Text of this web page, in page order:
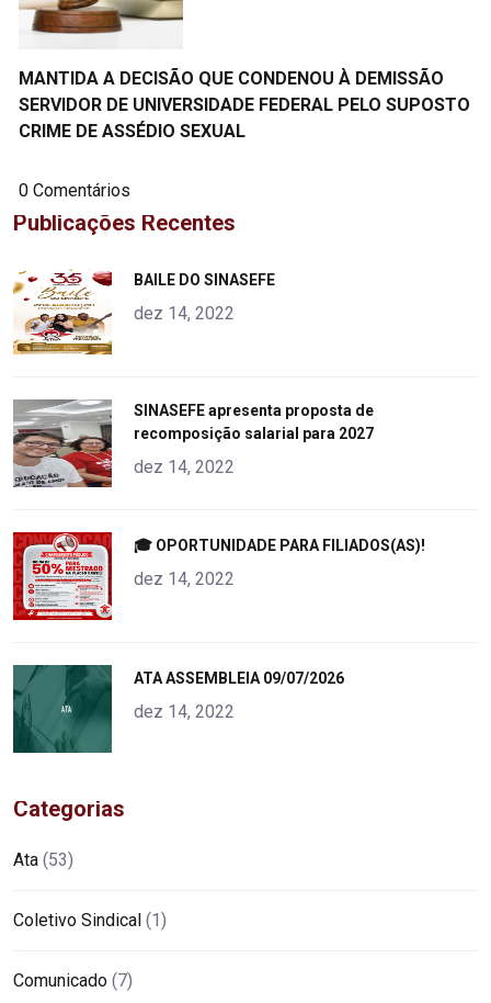
MANTIDA A DECISÃO QUE CONDENOU À DEMISSÃO
SERVIDOR DE UNIVERSIDADE FEDERAL PELO SUPOSTO
CRIME DE ASSÉDIO SEXUAL
0 Comentários
Publicações Recentes
alt="product">
BAILE DO SINASEFE
dez 14, 2022
alt="product">
SINASEFE apresenta proposta de
recomposição salarial para 2027
dez 14, 2022
alt="product">
🎓 OPORTUNIDADE PARA FILIADOS(AS)!
dez 14, 2022
alt="product">
ATA ASSEMBLEIA 09/07/2026
dez 14, 2022
Categorias
Ata (53)
Coletivo Sindical (1)
Comunicado (7)